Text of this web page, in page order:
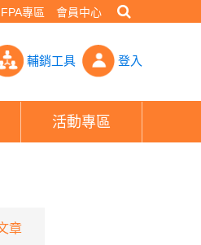
專區 會員中心
好險網
輔銷工具 登入
活動專區
章